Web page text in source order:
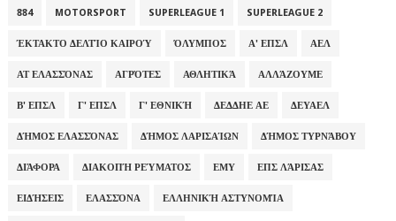
884 MOTORSPORT SUPERLEAGUE 1 SUPERLEAGUE 2
ΈΚΤΑΚΤΟ ΔΕΛΤΊΟ ΚΑΙΡΟΎ ΌΛΥΜΠΟΣ Α' ΕΠΣΛ ΑΕΛ
ΑΤ ΕΛΑΣΣΌΝΑΣ ΑΓΡΌΤΕΣ ΑΘΛΗΤΙΚΆ ΑΛΛΆΖΟΥΜΕ
Β' ΕΠΣΛ Γ' ΕΠΣΛ Γ' ΕΘΝΙΚΉ ΔΕΔΔΗΕ ΑΕ ΔΕΥΑΕΛ
ΔΉΜΟΣ ΕΛΑΣΣΌΝΑΣ ΔΉΜΟΣ ΛΑΡΙΣΑΊΩΝ ΔΉΜΟΣ ΤΥΡΝΆΒΟΥ
ΔΙΆΦΟΡΑ ΔΙΑΚΟΠΉ ΡΕΎΜΑΤΟΣ ΕΜΥ ΕΠΣ ΛΆΡΙΣΑΣ
ΕΙΔΉΣΕΙΣ ΕΛΑΣΣΌΝΑ ΕΛΛΗΝΙΚΉ ΑΣΤΥΝΟΜΊΑ